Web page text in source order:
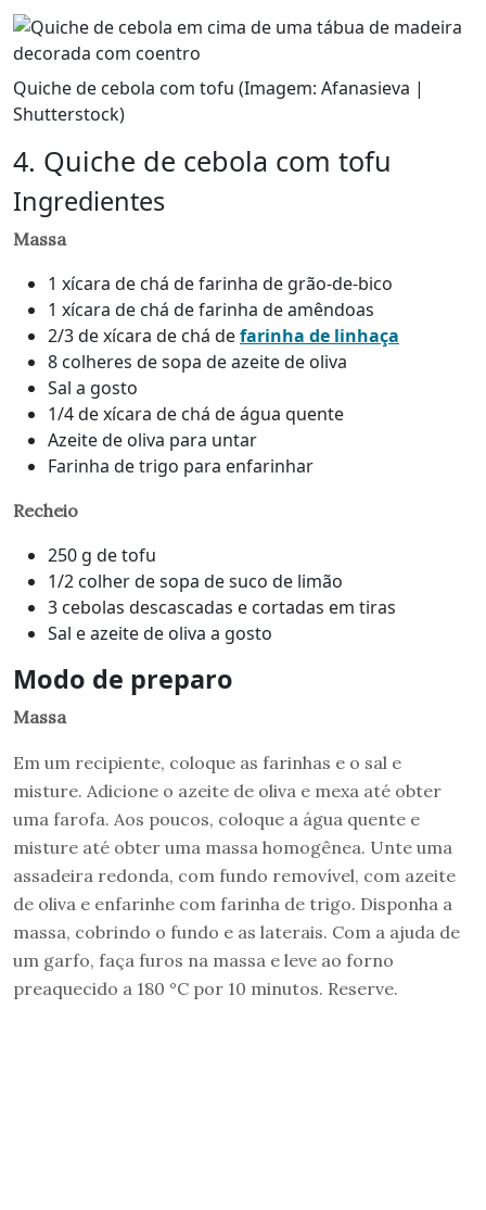
Quiche de cebola com tofu (Imagem: Afanasieva |
Shutterstock)
4. Quiche de cebola com tofu
Ingredientes
Massa
1 xícara de chá de farinha de grão-de-bico
1 xícara de chá de farinha de amêndoas
2/3 de xícara de chá defarinha de linhaça
8 colheres de sopa de azeite de oliva
Sal a gosto
1/4 de xícara de chá de água quente
Azeite de oliva para untar
Farinha de trigo para enfarinhar
Recheio
250 g de tofu
1/2 colher de sopa de suco de limão
3 cebolas descascadas e cortadas em tiras
Sal e azeite de oliva a gosto
Modo de preparo
Massa
Em um recipiente, coloque as farinhas e o sal e
misture. Adicione o azeite de oliva e mexa até obter
uma farofa. Aos poucos, coloque a água quente e
misture até obter uma massa homogênea. Unte uma
assadeira redonda, com fundo removível, com azeite
de oliva e enfarinhe com farinha de trigo. Disponha a
massa, cobrindo o fundo e as laterais. Com a ajuda de
um garfo, faça furos na massa e leve ao forno
preaquecido a 180 °C por 10 minutos. Reserve.